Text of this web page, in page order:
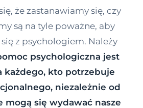
że zastanawiamy się, czy
są na tyle poważne, aby
z psychologiem. Należy
psychologiczna jest
każdego, kto potrzebuje
niezależnie od
mogą się wydawać nasze